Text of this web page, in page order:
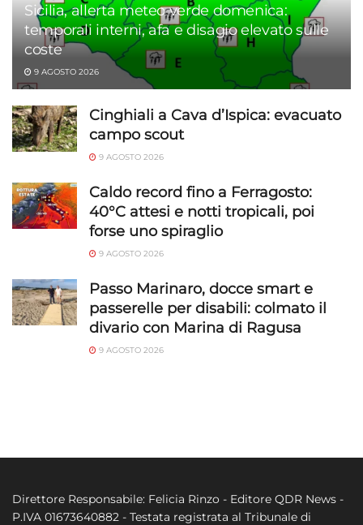
Sicilia, allerta meteo verde domenica:
temporali interni, afa e disagio elevato sulle
coste
9 AGOSTO 2026
Cinghiali a Cava d’Ispica: evacuato
campo scout
9 AGOSTO 2026
Caldo record fino a Ferragosto:
40°C attesi e notti tropicali, poi
forse uno spiraglio
9 AGOSTO 2026
Passo Marinaro, docce smart e
passerelle per disabili: colmato il
divario con Marina di Ragusa
9 AGOSTO 2026
Direttore Responsabile: Felicia Rinzo - Editore QDR News -
P.IVA 01673640882 - Testata registrata al Tribunale di